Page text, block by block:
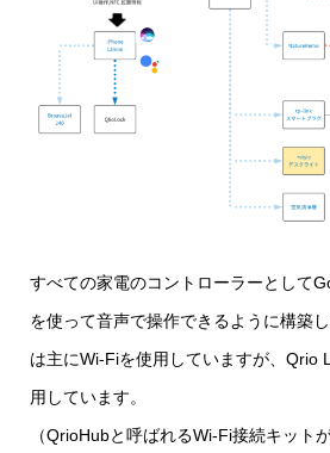
すべての家電のコントローラーとして
を使って音声で操作できるように構築
は主にWi-Fiを使用していますが、Qrio
用しています。
（QrioHubと呼ばれるWi-Fi接続キット